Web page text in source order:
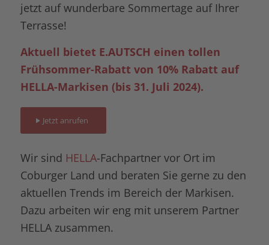
jetzt auf wunderbare Sommertage auf Ihrer
Terrasse!
Aktuell bietet E.AUTSCH einen tollen
Frühsommer-Rabatt von 10% Rabatt auf
HELLA-Markisen (bis 31. Juli 2024).
Jetzt anrufen
Wir sind HELLA-Fachpartner vor Ort im
Coburger Land und beraten Sie gerne zu den
aktuellen Trends im Bereich der Markisen.
Dazu arbeiten wir eng mit unserem Partner
HELLA zusammen.